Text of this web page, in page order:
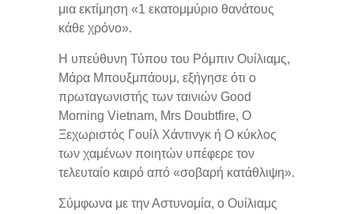
μια εκτίμηση «1 εκατομμύριο θανάτους
κάθε χρόνο».
Η υπεύθυνη Τύπου του Ρόμπιν Ουίλιαμς,
Μάρα Μπουξμπάουμ, εξήγησε ότι ο
πρωταγωνιστής των ταινιών Good
Morning Vietnam, Mrs Doubtfire, Ο
Ξεχωριστός Γουίλ Χάντινγκ ή Ο κύκλος
των χαμένων ποιητών υπέφερε τον
τελευταίο καιρό από «σοβαρή κατάθλιψη».
Σύμφωνα με την Αστυνομία, ο Ουίλιαμς